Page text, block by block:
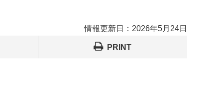
情報更新日： 2026年5月24日
PRINT